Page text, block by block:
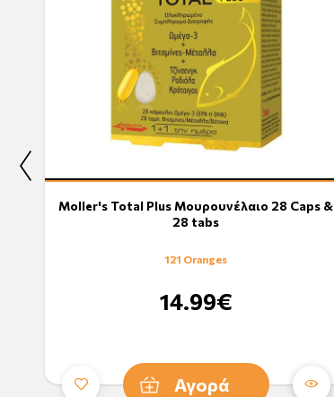
Moller's Total Plus Μουρουνέλαιο 28 Caps &
28 tabs
121 Oranges
14.99€
Αγορά